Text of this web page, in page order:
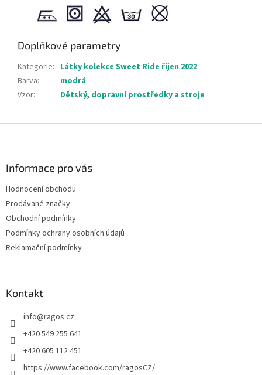
Doplňkové parametry
Kategorie: Látky kolekce Sweet Ride říjen 2022
Barva:
modrá
Vzor: Dětský, dopravní prostředky a stroje
Informace pro vás
Hodnocení obchodu
Prodávané značky
Obchodní podmínky
Podmínky ochrany osobních údajů
Reklamační podmínky
Kontakt
info@ragos.cz
+420 549 255 641
+420 605 112 451
https://www.facebook.com/ragosCZ/